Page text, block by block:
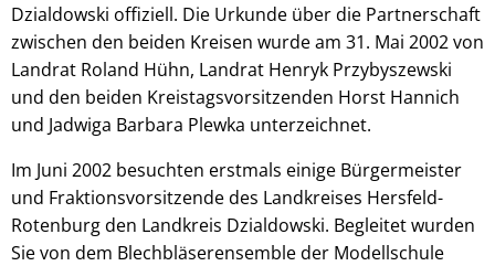
Dzialdowski offiziell. Die Urkunde über die Partnerschaft
zwischen den beiden Kreisen wurde am 31. Mai 2002 von
Landrat Roland Hühn, Landrat Henryk Przybyszewski
und den beiden Kreistagsvorsitzenden Horst Hannich
und Jadwiga Barbara Plewka unterzeichnet.
Im Juni 2002 besuchten erstmals einige Bürgermeister
und Fraktionsvorsitzende des Landkreises Hersfeld-
Rotenburg den Landkreis Dzialdowski. Begleitet wurden
Sie von dem Blechbläserensemble der Modellschule